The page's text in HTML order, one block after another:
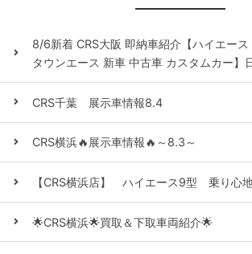
8/6新着 CRS大阪 即納車紹介【ハイエース
タウンエース 新車 中古車 カスタムカー】
CRS千葉 展示車情報8.4
CRS横浜🔥展示車情報🔥～8.3～
【CRS横浜店】 ハイエース9型 乗り心
🌟CRS横浜🌟買取＆下取車両紹介🌟